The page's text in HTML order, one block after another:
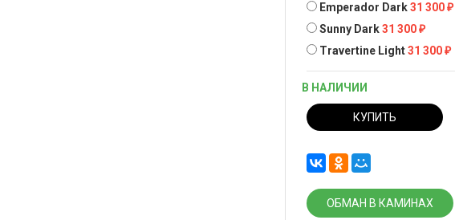
Emperador Dark31 300₽
Sunny Dark31 300₽
Travertine Light31 300₽
В НАЛИЧИИ
КУПИТЬ
ОБМАН В КАМИНАХ